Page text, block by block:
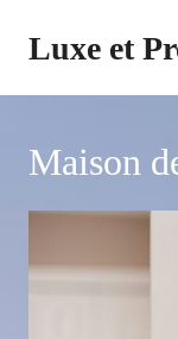
Luxe et
Maison